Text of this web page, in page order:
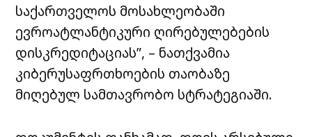
საქართველოს მოსახლეობაში
ევროატლანტიკური ღირებულებების
დისკრედიტაციას”, – ნათქვამია
კიბერუსაფრთხოების თაობაზე
მიღებულ სამთავრობო სტრატეგიაში.